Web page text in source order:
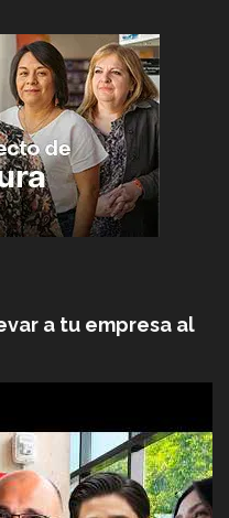
a tu empresa al